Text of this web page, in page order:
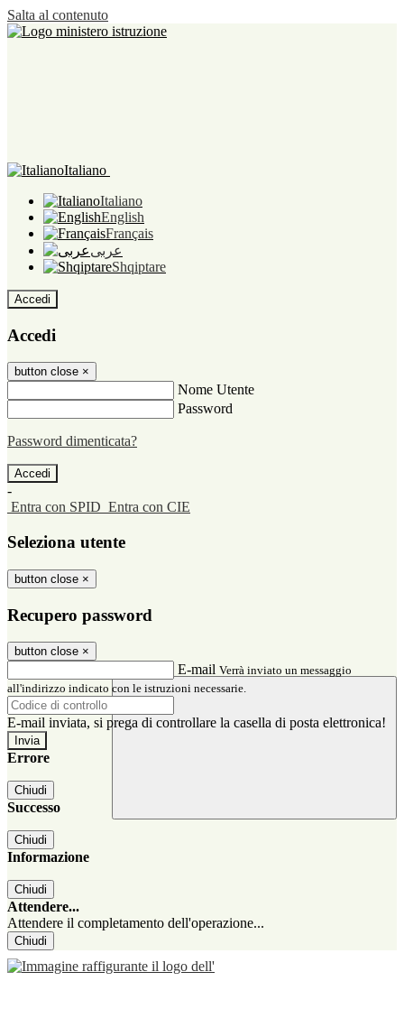
Salta al contenuto
Italiano
Italiano
English
Français
عربى
Shqiptare
Accedi
Accedi
button close ×
Nome Utente
Password
Password dimenticata?
-
Entra con SPID Entra con CIE
Seleziona utente
button close ×
Recupero password
button close ×
E-mail Verrà inviato un messaggio
all'indirizzo indicato con le istruzioni necessarie.
E-mail inviata, si prega di controllare la casella di posta elettronica!
Errore
Chiudi
Successo
Chiudi
Informazione
Chiudi
Attendere...
Attendere il completamento dell'operazione...
Chiudi